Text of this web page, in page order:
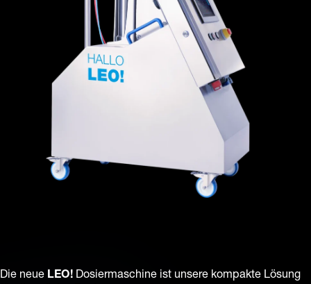
Die neue LEO! Dosiermaschine ist unsere kompakte Lösung